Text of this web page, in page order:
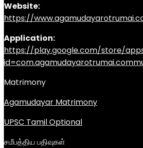
Website:
https://
Application:
https://play.google.com/store/
Matrimony
Agamudayar Matrimony
UPSC Tamil Optional
சமீபத்திய பதிவுகள்